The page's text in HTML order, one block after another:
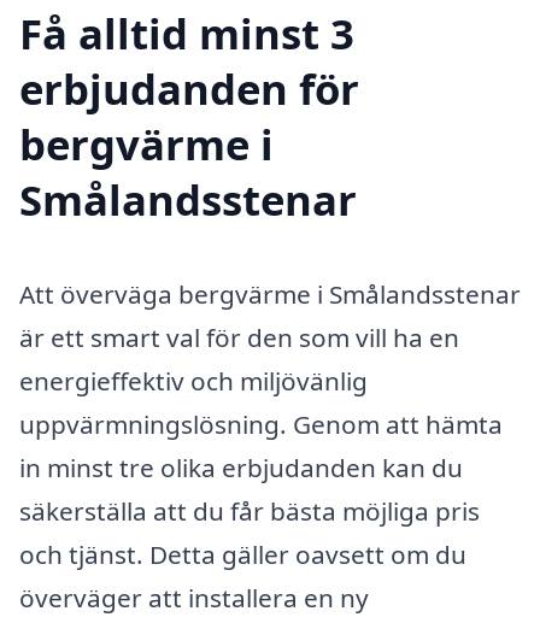
Få alltid minst 3
erbjudanden för
bergvärme i
Smålandsstenar
Att överväga bergvärme i Smålandsstenar
är ett smart val för den som vill ha en
energieffektiv och miljövänlig
uppvärmningslösning. Genom att hämta
in minst tre olika erbjudanden kan du
säkerställa att du får bästa möjliga pris
och tjänst. Detta gäller oavsett om du
överväger att installera en ny